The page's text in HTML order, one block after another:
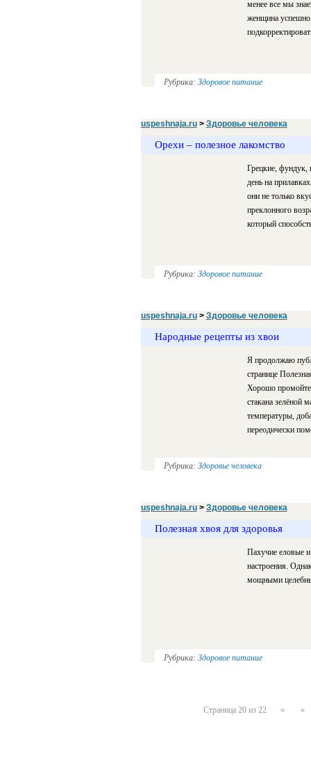
менее все мы
женщина успешно
Рубрика: Здоровое питание
uspeshnaja.ru> Здоровье человека
Орехи – полезное лакомство
Грецкие, фундук,
день на
они не только
преклонного
который
Рубрика: Здоровое питание
uspeshnaja.ru> Здоровье человека
Народные рецепты из хвои
Я продолжаю
странице
Хорошо промойте
стакана зелёной
температуры,
переодически
Рубрика: Здоровье человека
uspeshnaja.ru> Здоровье человека
Полезная хвоя для здоровья
Пахучие еловые
настроения.
мощными
Рубрика: Здоровое питание
Страница 20 из 22 « «